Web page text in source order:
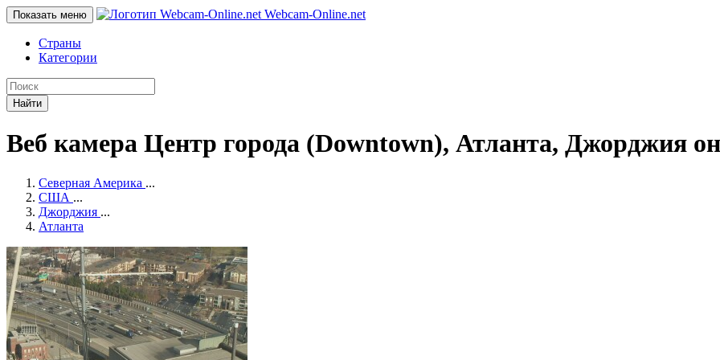
Показать меню Webcam-Online.net
Страны
Категории
Найти
Веб камера Центр города (Downtown), Атланта, Джорджия
Северная Америка ...
США ...
Джорджия ...
Атланта